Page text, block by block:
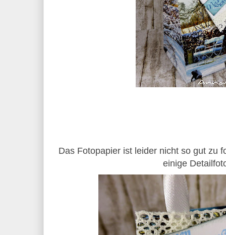
Das Fotopapier ist leider nicht so gut zu
einige